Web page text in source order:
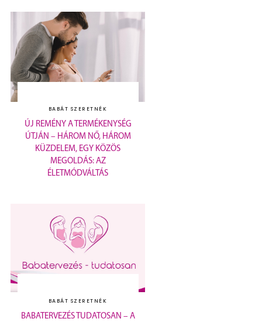
BABÁT SZERETNÉK
ÚJ REMÉNY A TERMÉKENYSÉG
ÚTJÁN – HÁROM NŐ, HÁROM
KÜZDELEM, EGY KÖZÖS
MEGOLDÁS: AZ
ÉLETMÓDVÁLTÁS
BABÁT SZERETNÉK
BABATERVEZÉS TUDATOSAN – A